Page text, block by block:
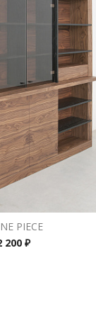
PIECE
200 ₽